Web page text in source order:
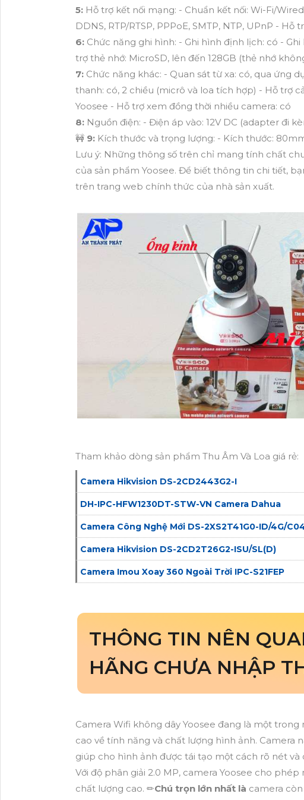
5: Hỗ trợ kết nối mạng: - Chuẩn kết nối: Wi-Fi/
DDNS, RTP/RTSP, PPPoE, SMTP, NTP, UPnP - Hỗ
6: Chức năng ghi hình: - Ghi hình định lịch: có -
trợ thẻ nhớ: MicroSD, lên đến 128GB (thẻ nhớ
7: Chức năng khác: - Quan sát từ xa: có, qua ứng
thanh: có, 2 chiều (micrô và loa tích hợp) - Hỗ trợ
Yoosee - Hỗ trợ xem đồng thời nhiều camera: có
8: Nguồn điện: - Điện áp vào: 12V DC (adapter đi
🚧 9: Kích thước và trọng lượng: - Kích thước:
Lưu ý: Những thông số trên chỉ mang tính chất
của sản phẩm Yoosee. Để biết thông tin chi tiết,
trên trang web chính thức của nhà sản xuất.
Tham khảo dòng sản phẩm Thu Âm Và Loa giá rẻ:
Camera Hikvision DS-2CD2443G2-I
DH-IPC-HFW1230DT-STW-VN Camera Dahua
Camera Công Nghệ Mới DS-2XS2T41G0-ID/4G/
Camera Hikvision DS-2CD2T26G2-ISU/SL(D)
Camera Imou Xoay 360 Ngoài Trời IPC-S21FEP
THÔNG TIN NÊN
HÃNG CHƯA NHẬP
Camera Wifi không dây Yoosee đang là một
cao về tính năng và chất lượng hình ảnh. Camera
giúp cho hình ảnh được tái tạo một cách rõ nét và
Với độ phân giải 2.0 MP, camera Yoosee cho
chất lượng cao. ✏Chú trọn lớn nhất là camera